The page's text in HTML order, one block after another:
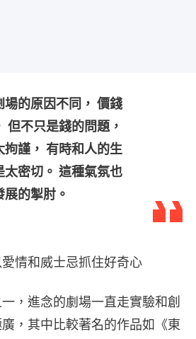
場的原因不同， 價錢
但不只是錢的問題，
拘謹， 有時和人的生
太密切。 這種氣氛也
的掣肘。
情和威士忌抓住好奇心
，進念的劇場一直走實驗和創
，其中比較著名的作品如《東